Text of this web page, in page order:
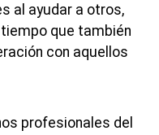
al ayudar a otros,
que también
con aquellos
profesionales del